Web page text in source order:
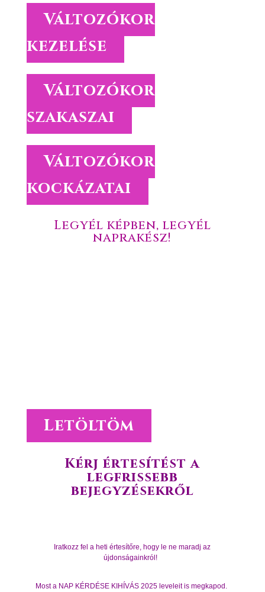
Változókor
kezelése
Változókor
szakaszai
Változókor
kockázatai
Legyél képben, legyél
naprakész!
Letöltöm
Kérj értesítést a
legfrissebb
bejegyzésekről
Iratkozz fel a heti értesítőre, hogy le ne maradj az
újdonságainkról!
Most a NAP KÉRDÉSE KIHÍVÁS 2025 leveleit is megkapod.